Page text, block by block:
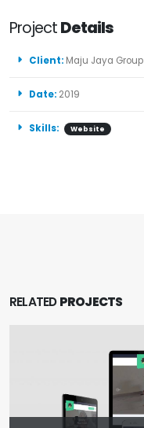
ProjectDetails
Client: Maju Jaya Group
Date: 2019
Skills: Website
RELATEDPROJECTS